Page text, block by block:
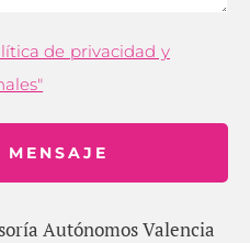
de privacidad y
Autónomos Valencia